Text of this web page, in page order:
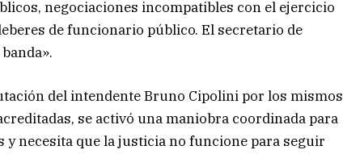
negociaciones incompatibles con el ejercicio
de funcionario público. El secretario de
del intendente Bruno Cipolini por los mismos
se activó una maniobra coordinada para
necesita que la justicia no funcione para seguir